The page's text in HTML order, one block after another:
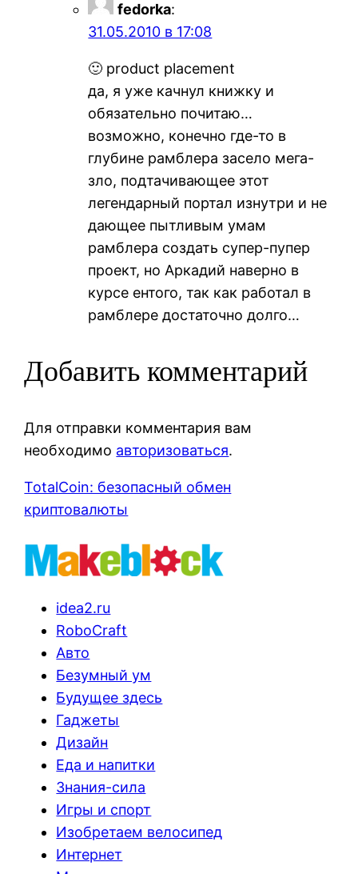
fedorka:
31.05.2010 в 17:08
🙂 product placement
да, я уже качнул книжку и
обязательно почитаю…
возможно, конечно где-то в
глубине рамблера засело мега-
зло, подтачивающее этот
легендарный портал изнутри и не
дающее пытливым умам
рамблера создать супер-пупер
проект, но Аркадий наверно в
курсе ентого, так как работал в
рамблере достаточно долго…
Добавить комментарий
Для отправки комментария вам
необходимо авторизоваться.
TotalCoin: безопасный обмен
криптовалюты
idea2.ru
RoboCraft
Авто
Безумный ум
Будущее здесь
Гаджеты
Дизайн
Еда и напитки
Знания-сила
Игры и спорт
Изобретаем велосипед
Интернет